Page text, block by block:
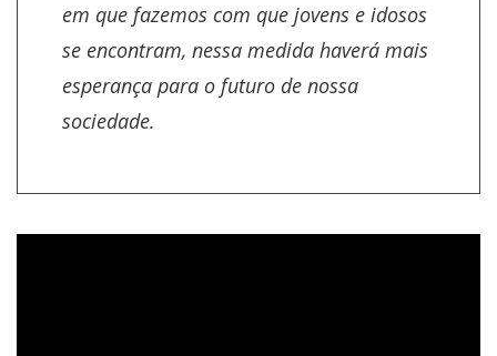
em que fazemos com que jovens e idosos
se encontram, nessa medida haverá mais
esperança para o futuro de nossa
sociedade.